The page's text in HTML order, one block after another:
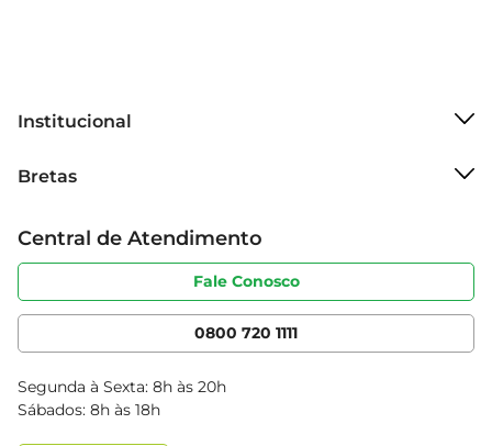
Institucional
Grupo Cencosud
Sobre privacidade
Portal do fornecedor
Cencosud Media
Bretas
Produtos Bretas
Código de ética
Serviços
Clube Bretas
Blog Bretas
Black Friday
Central de Atendimento
Fale Conosco
0800 720 1111
Segunda à Sexta: 8h às 20h
Sábados: 8h às 18h